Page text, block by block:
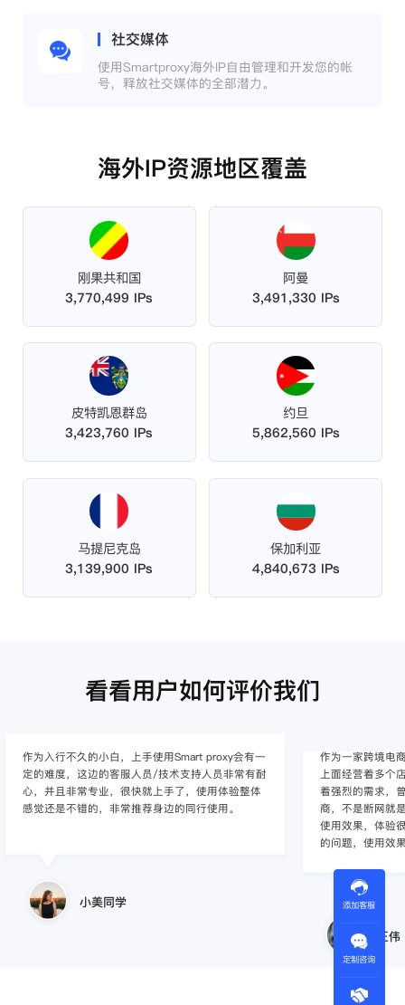
社交媒体
使用Smartproxy海外IP自由管理和开发您的帐
号，释放社交媒体的全部潜力。
海外IP资源地区覆盖
刚果共和国
3,770,499 IPs
阿曼
3,491,330 IPs
皮特凯恩群岛
3,423,760 IPs
约旦
5,862,560 IPs
马提尼克岛
3,139,900 IPs
保加利亚
4,840,673 IPs
看看用户如何评价我们
作为入行不久的小白，上手使用Smart proxy会有一
定的难度，这边的客服人员/技术支持人员非常有耐
心，并且非常专业，很快就上手了，使用体验整体
感觉还是不错的，非常推荐身边的同行使用。
小美同学
作为一家跨境电
上面经营着多个
着强烈的需求，
商，不是断网就
使用效果，体验
的问题，使用效
王伟
添加客服
定制咨询